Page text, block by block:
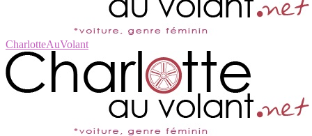
CharlotteAuVolant